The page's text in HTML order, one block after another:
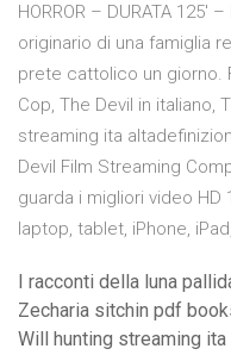
HORROR – DURATA 125′
originario di una famiglia
prete cattolico un giorno.
Cop, The Devil in italiano,
streaming ita
Devil Film Streaming
guarda i migliori video
laptop, tablet, iPhone,
I racconti della luna
Zecharia sitchin pdf
Will hunting streaming